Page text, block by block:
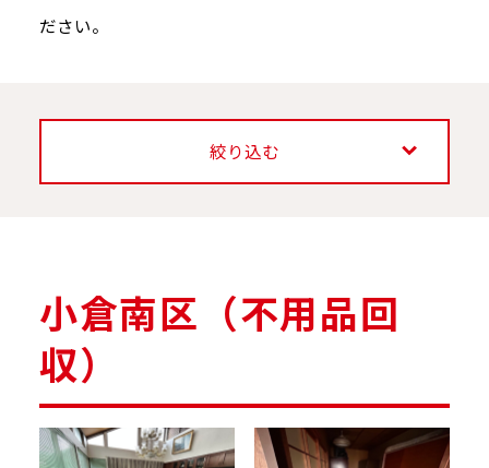
ださい。
絞り込む
小倉南区（不用品回
収）